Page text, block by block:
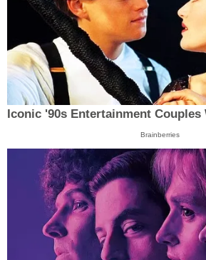
Iconic '90s Entertainment Couples
Brainberries